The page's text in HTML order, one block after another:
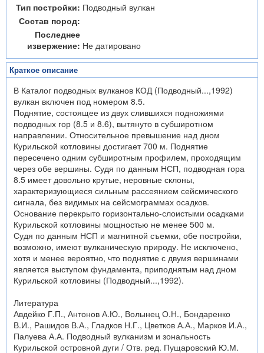
Тип постройки: Подводный вулкан
Состав пород:
Последнее
извержение: Не датировано
Краткое описание
В Каталог подводных вулканов КОД (Подводный...,1992)
вулкан включен под номером 8.5.
Поднятие, состоящее из двух слившихся подножиями
подводных гор (8.5 и 8.6), вытянуто в субширотном
направлении. Относительное превышение над дном
Курильской котловины достигает 700 м. Поднятие
пересечено одним субширотным профилем, проходящим
через обе вершины. Судя по данным НСП, подводная гора
8.5 имеет довольно крутые, неровные склоны,
характеризующиеся сильным рассеянием сейсмического
сигнала, без видимых на сейсмограммах осадков.
Основание перекрыто горизонтально-слоистыми осадками
Курильской котловины мощностью не менее 500 м.
Судя по данным НСП и магнитной съемки, обе постройки,
возможно, имеют вулканическую природу. Не исключено,
хотя и менее вероятно, что поднятие с двумя вершинами
является выступом фундамента, приподнятым над дном
Курильской котловины (Подводный...,1992).
Литература
Авдейко Г.П., Антонов А.Ю., Волынец О.Н., Бондаренко
В.И., Рашидов В.А., Гладков Н.Г., Цветков А.А., Марков И.А.,
Палуева А.А. Подводный вулканизм и зональность
Курильской островной дуги / Отв. ред. Пущаровский Ю.М.